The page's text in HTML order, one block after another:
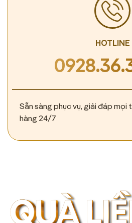
HOTLINE
Sẵn sàng phục vụ, giải đáp mọi
hàng 24/7